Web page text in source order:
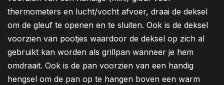
thermometers en lucht/vocht afvoer, draai de deksel
om de gleuf te openen en te sluiten. Ook is de deksel
voorzien van pootjes waardoor de deksel op zich al
gebruikt kan worden als grillpan wanneer je hem
omdraait. Ook is de pan voorzien van een handig
hengsel om de pan op te hangen boven een warm